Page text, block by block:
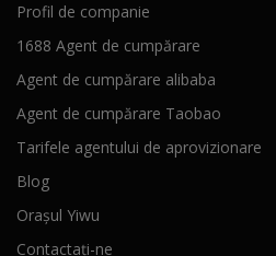
Profil de companie
1688 Agent de cumpărare
Agent de cumpărare alibaba
Agent de cumpărare Taobao
Tarifele agentului de aprovizionare
Blog
Orașul Yiwu
Contactați-ne